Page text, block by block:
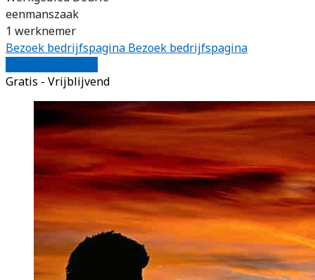
eenmanszaak
1 werknemer
Bezoek bedrijfspagina Bezoek bedrijfspagina
Gratis - Vrijblijvend